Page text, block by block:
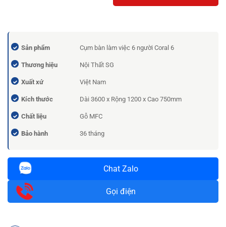
Sản phẩm Cụm bàn làm việc 6 người Coral 6
Thương hiệu Nội Thất SG
Xuất xứ Việt Nam
Kích thước Dài 3600 x Rộng 1200 x Cao 750mm
Chất liệu Gỗ MFC
Bảo hành 36 tháng
Chat Zalo
Gọi điện